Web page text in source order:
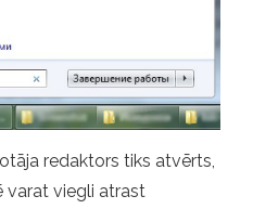
redaktors tiks atvērts,
varat viegli atrast